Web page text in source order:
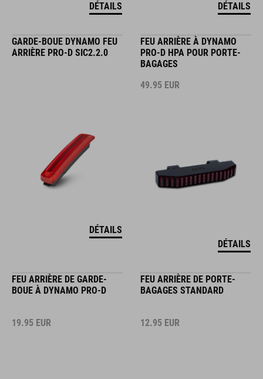
DÉTAILS DÉTAILS
GARDE-BOUE DYNAMO FEU
ARRIÈRE PRO-D SIC2.2.0
DÉTAILS
FEU ARRIÈRE À DYNAMO
PRO-D HPA POUR PORTE-
BAGAGES
49.95 EUR
DÉTAILS
FEU ARRIÈRE DE GARDE-
BOUE À DYNAMO PRO-D
19.95 EUR
FEU ARRIÈRE DE PORTE-
BAGAGES STANDARD
12.95 EUR